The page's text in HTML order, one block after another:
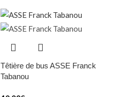
Têtière de bus ASSE Franck
Tabanou